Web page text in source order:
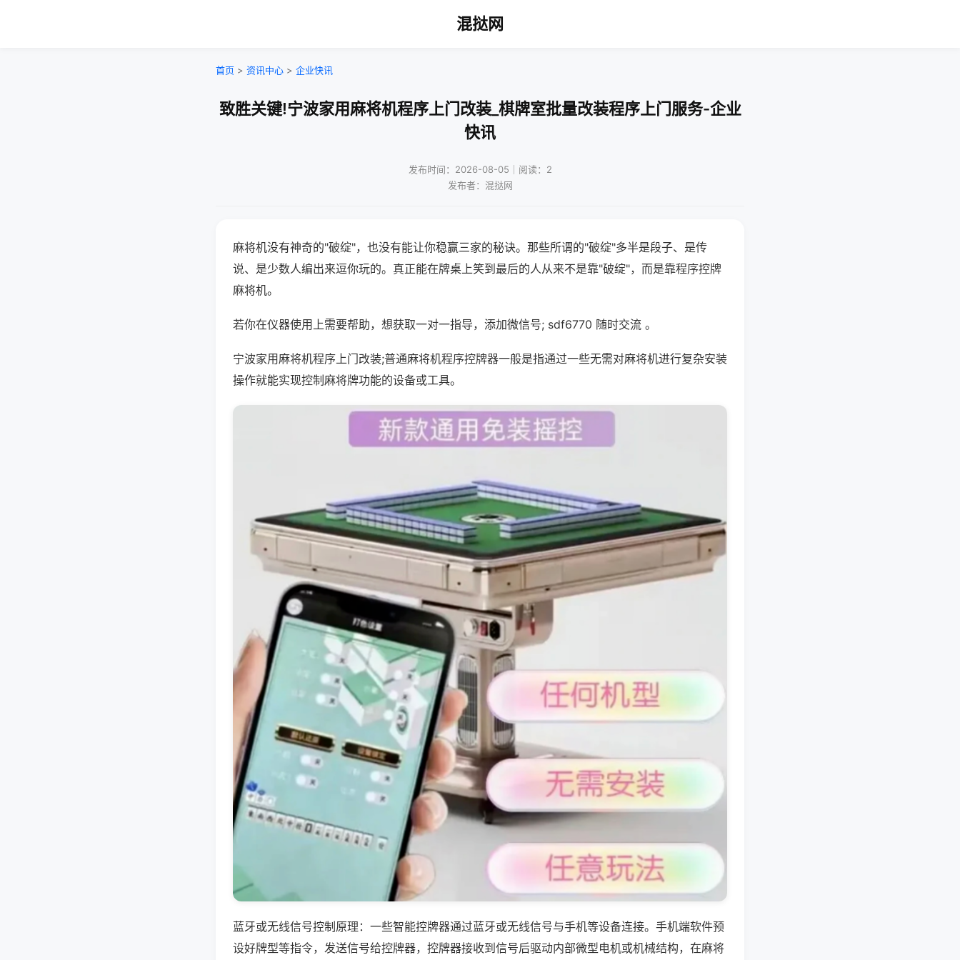
混挞网
首页 > 资讯中心 > 企业快讯
致胜关键!宁波家用麻将机程序上门改装_棋牌室批量改装程序上门服务-企业
快讯
发布时间：2026-08-05｜阅读：2
发布者：混挞网
麻将机没有神奇的"破绽"，也没有能让你稳赢三家的秘诀。那些所谓的"破绽"多半是段子、是传
说、是少数人编出来逗你玩的。真正能在牌桌上笑到最后的人从来不是靠"破绽"，而是靠程序控牌
麻将机。
若你在仪器使用上需要帮助，想获取一对一指导，添加微信号; sdf6770 随时交流 。
宁波家用麻将机程序上门改装;普通麻将机程序控牌器一般是指通过一些无需对麻将机进行复杂安装
操作就能实现控制麻将牌功能的设备或工具。
蓝牙或无线信号控制原理：一些智能控牌器通过蓝牙或无线信号与手机等设备连接。手机端软件预
设好牌型等指令，发送信号给控牌器，控牌器接收到信号后驱动内部微型电机或机械结构，在麻将